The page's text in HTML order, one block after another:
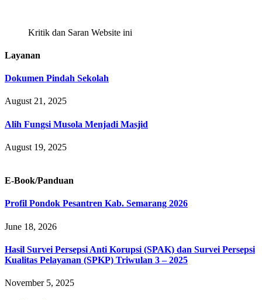
Kritik dan Saran Website ini
Layanan
Dokumen Pindah Sekolah
August 21, 2025
Alih Fungsi Musola Menjadi Masjid
August 19, 2025
E-Book/Panduan
Profil Pondok Pesantren Kab. Semarang 2026
June 18, 2026
Hasil Survei Persepsi Anti Korupsi (SPAK) dan Survei Persepsi
Kualitas Pelayanan (SPKP) Triwulan 3 – 2025
November 5, 2025